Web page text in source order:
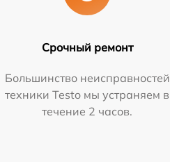
Срочный ремонт
Большинство неисправностей
техники Testo мы устраняем в
течение 2 часов.